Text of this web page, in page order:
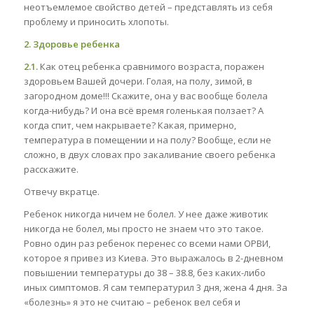
неотъемлемое свойство детей – представлять из себя
проблему и приносить хлопоты.
2. Здоровье ребенка
2.1.Как отец ребенка сравнимого возраста, поражен
здоровьем Вашей дочери. Голая, на полу, зимой, в
загородном доме!!! Скажите, она у вас вообще болела
когда-нибудь? И она всё время голенькая ползает? А
когда спит, чем накрываете? Какая, примерно,
температура в помещении и на полу? Вообще, если не
сложно, в двух словах про закаливание своего ребенка
расскажите.
Отвечу вкратце.
Ребенок никогда ничем не болел. У нее даже животик
никогда не болел, мы просто не знаем что это такое.
Ровно один раз ребенок перенес со всеми нами ОРВИ,
которое я привез из Киева. Это выражалось в 2-дневном
повышении температуры до 38 – 38.8, без каких-либо
иных симптомов. Я сам температурил 3 дня, жена 4 дня. За
«болезнь» я это не считаю – ребенок вел себя и